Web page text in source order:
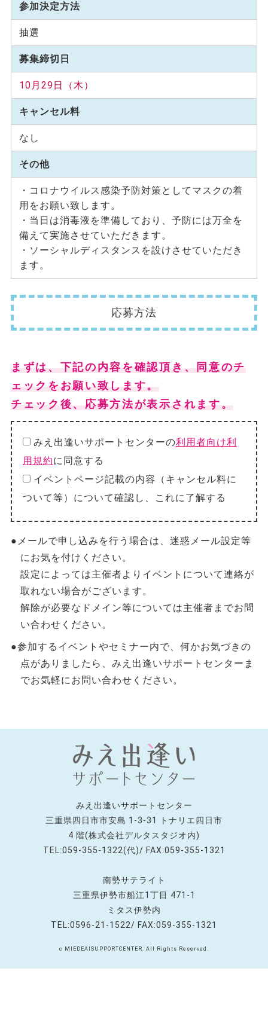
参加決定方法
抽選
募集締切日
10月29日（木）
キャンセル料
なし
その他
・コロナウイルス感染予防対策としてマスクの着
用をお願い致します。
・当日は消毒液を準備しており、予防には万全を
備えて実施させていただきます。
・ソーシャルディスタンスを設けさせていただき
ます。
応募方法
まずは、下記の内容を確認頂き、同意のチ
ェックをお願い致します。
チェック後、応募方法が表示されます。
みえ出逢いサポートセンターの利用者向け利
用規約に同意する
イベントページ記載の内容（キャンセル料に
ついて等）について確認し、これに了解する
●メールで申し込みを行う場合は、迷惑メール設定等
にお気を付けください。
設定によっては主催者よりイベントについて連絡が
取れない場合がございます。
解除が必要なドメイン等については主催者までお問
い合わせください。
●参加するイベントやセミナー内で、何かお気づきの
点がありましたら、みえ出逢いサポートセンターま
でお気軽にお問い合わせください。
みえ出逢いサポートセンター
三重県四日市市安島 1-3-31 トナリエ四日市
4 階(株式会社デルタスタジオ内)
TEL:059-355-1322(代)/ FAX:059-355-1321
南勢サテライト
三重県伊勢市船江1丁目 471-1
ミタス伊勢内
TEL:0596-21-1522/ FAX:059-355-1321
c MIEDEAISUPPORTCENTER. All Rights Reserved.